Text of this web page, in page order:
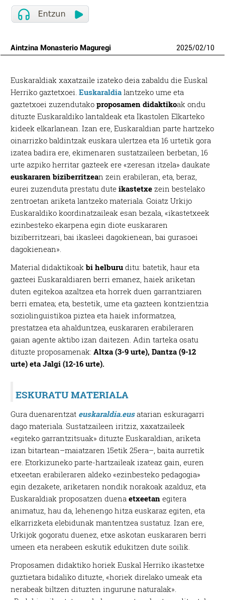
Aintzina Monasterio Maguregi 2025/02/10
Euskaraldiak xaxatzaile izateko deia zabaldu die Euskal
Herriko gaztetxoei.Euskaraldia lantzeko ume eta
gaztetxoei zuzendutakoproposamen didaktikoak ondu
dituzte Euskaraldiko lantaldeak eta Ikastolen Elkarteko
kideek elkarlanean. Izan ere, Euskaraldian parte hartzeko
oinarrizko baldintzak euskara ulertzea eta 16 urtetik gora
izatea badira ere, ekimenaren sustatzaileen berbetan, 16
urte azpiko herritar gazteek ere «zeresan itzela» daukate
euskararen biziberritzean zein erabileran, eta, beraz,
eurei zuzenduta prestatu duteikastetxe zein bestelako
zentroetan ariketa lantzeko materiala. Goiatz Urkijo
Euskaraldiko koordinatzaileak esan bezala, «ikastetxeek
ezinbesteko ekarpena egin diote euskararen
biziberritzeari, bai ikasleei dagokienean, bai gurasoei
dagokienean».
Material didaktikoakbi helburu ditu: batetik, haur eta
gazteei Euskaraldiaren berri emanez, haiek ariketan
duten egitekoa azaltzea eta horrek duen garrantziaren
berri ematea; eta, bestetik, ume eta gazteen kontzientzia
soziolinguistikoa piztea eta haiek informatzea,
prestatzea eta ahalduntzea, euskararen erabileraren
gaian agente aktibo izan daitezen. Adin tarteka osatu
dituzte proposamenak: Altxa (3-9 urte), Dantza (9-12
urte) eta Jalgi (12-16 urte).
ESKURATU MATERIALA
Gura duenarentzat euskaraldia.eusatarian eskuragarri
dago materiala.Sustatzaileen iritziz, xaxatzaileek
«egiteko garrantzitsuak» dituzte Euskaraldian, ariketa
izan bitartean–maiatzaren 15etik 25era–, baita aurretik
ere. Etorkizuneko parte-hartzaileak izateaz gain, euren
etxeetan erabileraren aldeko «ezinbesteko pedagogia»
egin dezakete, ariketaren nondik norakoak azalduz, eta
Euskaraldiak proposatzen duenaetxeetan egitera
animatuz, hau da, lehenengo hitza euskaraz egiten, eta
elkarrizketa elebidunak mantentzea sustatuz. Izan ere,
Urkijok gogoratu duenez, etxe askotan euskararen berri
umeen eta nerabeen eskutik edukitzen dute soilik.
Proposamen didaktiko horiek Euskal Herriko ikastetxe
guztietara bidaliko dituzte, «horiek direlako umeak eta
nerabeak biltzen dituzten ingurune naturalak».